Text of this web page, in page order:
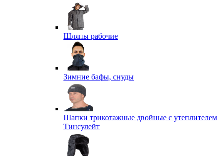
Шляпы рабочие
Зимние бафы, снуды
Шапки трикотажные двойные с утеплителем
Тинсулейт